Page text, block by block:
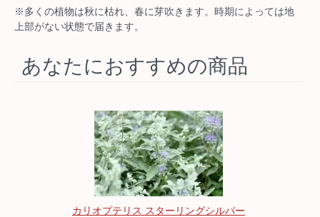
※多くの植物は秋に枯れ、春に芽吹きます。時期によっては地
上部がない状態で届きます。
あなたにおすすめの商品
カリオプテリス スターリングシルバー